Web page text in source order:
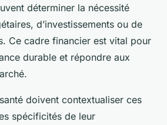
déterminer la nécessité
d’investissements ou de
Ce cadre financier est vital pour
durable et répondre aux
doivent contextualiser ces
spécificités de leur